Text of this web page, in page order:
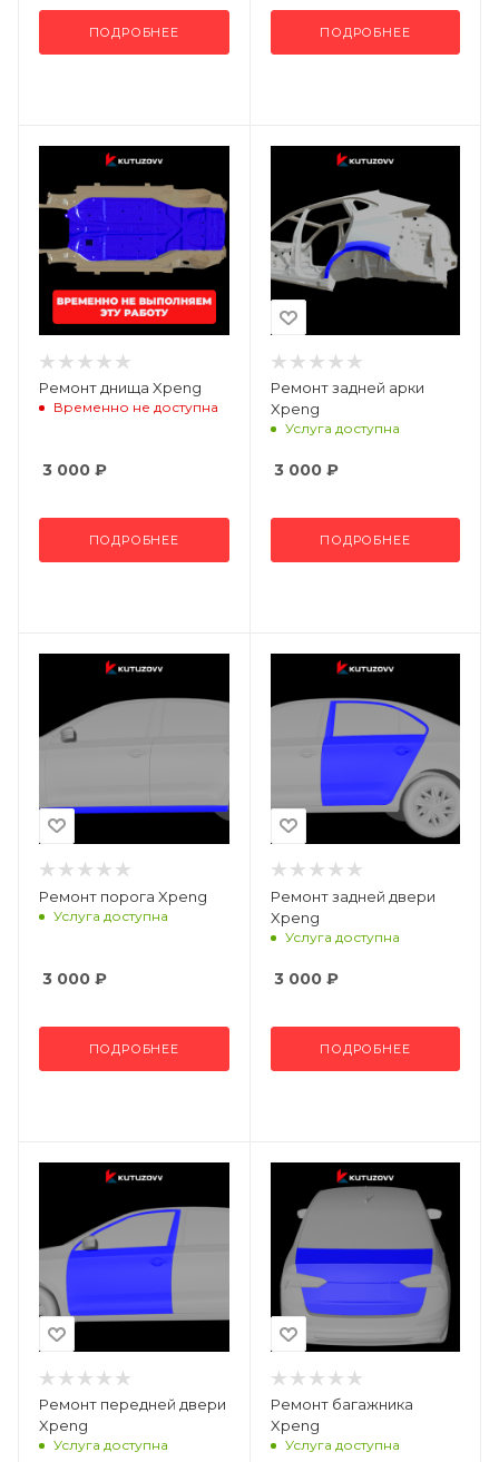
ПОДРОБНЕЕ ПОДРОБНЕЕ
Ремонт днища Xpeng
Временно не доступна
3 000 ₽
ПОДРОБНЕЕ
Ремонт задней арки
Xpeng
Услуга доступна
3 000₽
ПОДРОБНЕЕ
Ремонт порога Xpeng
Услуга доступна
3 000 ₽
ПОДРОБНЕЕ
Ремонт задней двери
Xpeng
Услуга доступна
3 000₽
ПОДРОБНЕЕ
Ремонт передней двери
Xpeng
Услуга доступна
Ремонт багажника
Xpeng
Услуга доступна